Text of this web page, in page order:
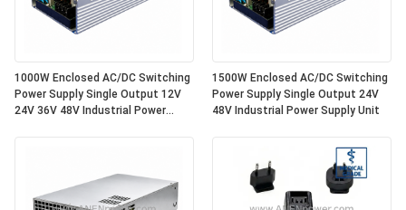
1000W Enclosed AC/DC Switching
Power Supply Single Output 12V
24V 36V 48V Industrial Power
1500W Enclosed AC/DC Switching
Power Supply Single Output 24V
48V Industrial Power Supply Unit